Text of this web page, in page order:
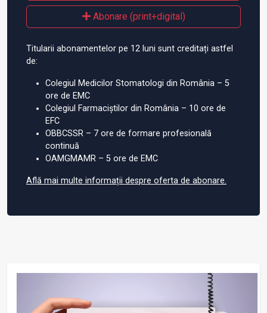
Abonare (print+digital)
Titularii abonamentelor pe 12 luni sunt creditați astfel
de:
Colegiul Medicilor Stomatologi din România – 5
ore de EMC
Colegiul Farmaciștilor din România – 10 ore de
EFC
OBBCSSR – 7 ore de formare profesională
continuă
OAMGMAMR – 5 ore de EMC
Află mai multe informații despre oferta de abonare.